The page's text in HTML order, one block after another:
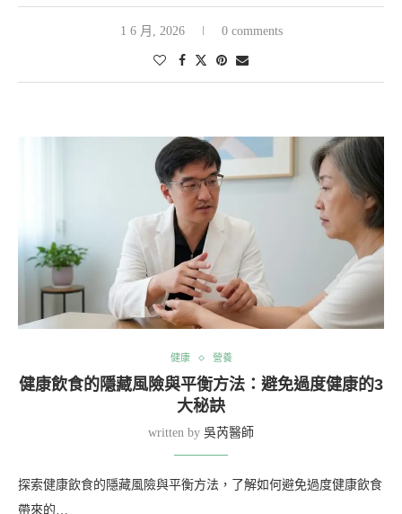
1 6 月, 2026 0 comments
健康 營養
健康飲食的隱藏風險與平衡方法：避免過度健康的3
大秘訣
written by 吳芮醫師
探索健康飲食的隱藏風險與平衡方法，了解如何避免過度健康飲食
帶來的…